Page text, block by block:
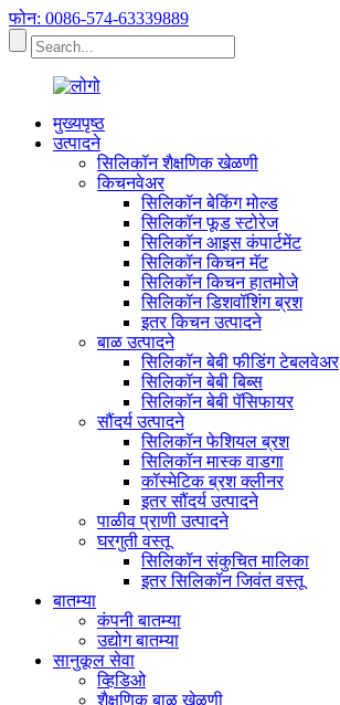
फोन: 0086-574-63339889
मुख्यपृष्ठ
उत्पादने
सिलिकॉन शैक्षणिक खेळणी
किचनवेअर
सिलिकॉन बेकिंग मोल्ड
सिलिकॉन फूड स्टोरेज
सिलिकॉन आइस कंपार्टमेंट
सिलिकॉन किचन मॅट
सिलिकॉन किचन हातमोजे
सिलिकॉन डिशवॉशिंग ब्रश
इतर किचन उत्पादने
बाळ उत्पादने
सिलिकॉन बेबी फीडिंग टेबलवेअर
सिलिकॉन बेबी बिब्स
सिलिकॉन बेबी पॅसिफायर
सौंदर्य उत्पादने
सिलिकॉन फेशियल ब्रश
सिलिकॉन मास्क वाडगा
कॉस्मेटिक ब्रश क्लीनर
इतर सौंदर्य उत्पादने
पाळीव प्राणी उत्पादने
घरगुती वस्तू
सिलिकॉन संकुचित मालिका
इतर सिलिकॉन जिवंत वस्तू
बातम्या
कंपनी बातम्या
उद्योग बातम्या
सानुकूल सेवा
व्हिडिओ
शैक्षणिक बाळ खेळणी